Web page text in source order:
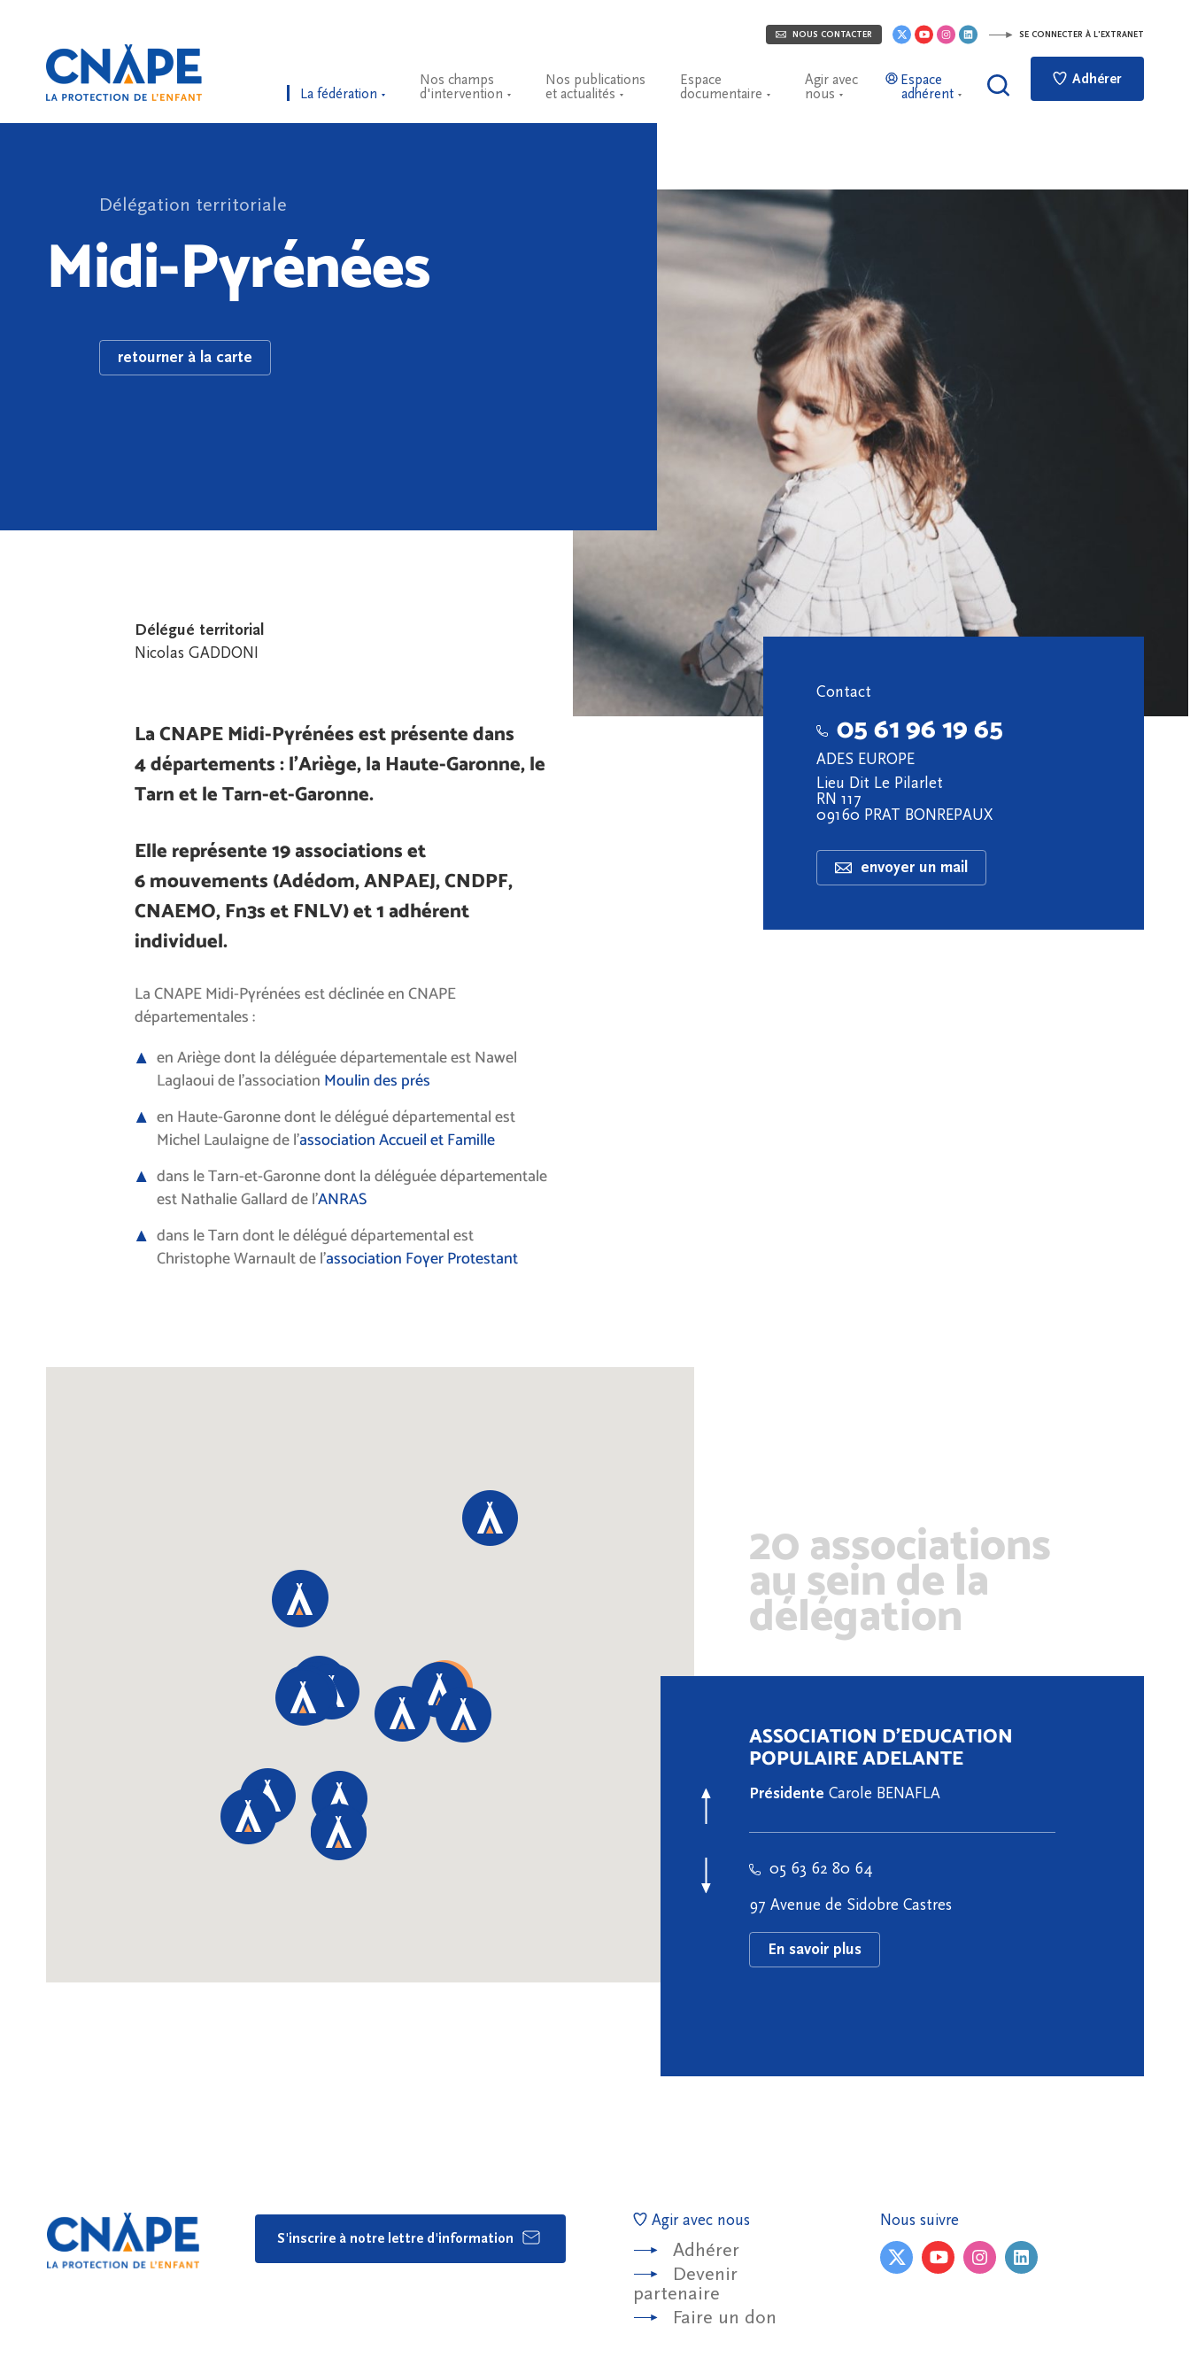
NOUS CONTACTER SE CONNECTER À L'EXTRANET
La fédération
Nos champs
d'intervention
Nos publications
et actualités
Espace
documentaire
Agir avec
nous
Espace
adhérent
Adhérer
Délégation territoriale
Midi-Pyrénées
retourner à la carte
Délégué territorial
Nicolas GADDONI
La CNAPE Midi-Pyrénées est présente dans
4 départements : l’Ariège, la Haute-Garonne, le
Tarn et le Tarn-et-Garonne.
Elle représente 19 associations et
6 mouvements (Adédom, ANPAEJ, CNDPF,
CNAEMO, Fn3s et FNLV) et 1 adhérent
individuel.
La CNAPE Midi-Pyrénées est déclinée en CNAPE
départementales :
en Ariège dont la déléguée départementale est Nawel
Laglaoui de l’association Moulin des prés
en Haute-Garonne dont le délégué départemental est
Michel Laulaigne de l’association Accueil et Famille
dans le Tarn-et-Garonne dont la déléguée départementale
est Nathalie Gallard de l’ANRAS
dans le Tarn dont le délégué départemental est
Christophe Warnault de l’association Foyer Protestant
Contact
05 61 96 19 65
ADES EUROPE
Lieu Dit Le Pilarlet
RN 117
09160 PRAT BONREPAUX
envoyer un mail
20 associations
au sein de la
délégation
ASSOCIATION D'EDUCATION
POPULAIRE ADELANTE
Présidente Carole BENAFLA
05 63 62 80 64
97 Avenue de Sidobre Castres
En savoir plus
S'inscrire à notre lettre d'information
Agir avec nous
Adhérer
Devenir
partenaire
Faire un don
Nous suivre